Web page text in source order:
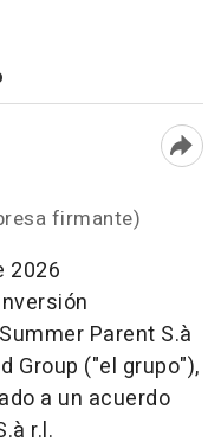
firmante)
2026
Parent S.à
Group ("el grupo"),
a un acuerdo
r.l.